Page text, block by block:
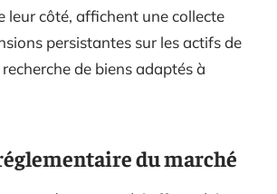
leur côté, affichent une collecte
persistantes sur les actifs de
de biens adaptés à
du marché